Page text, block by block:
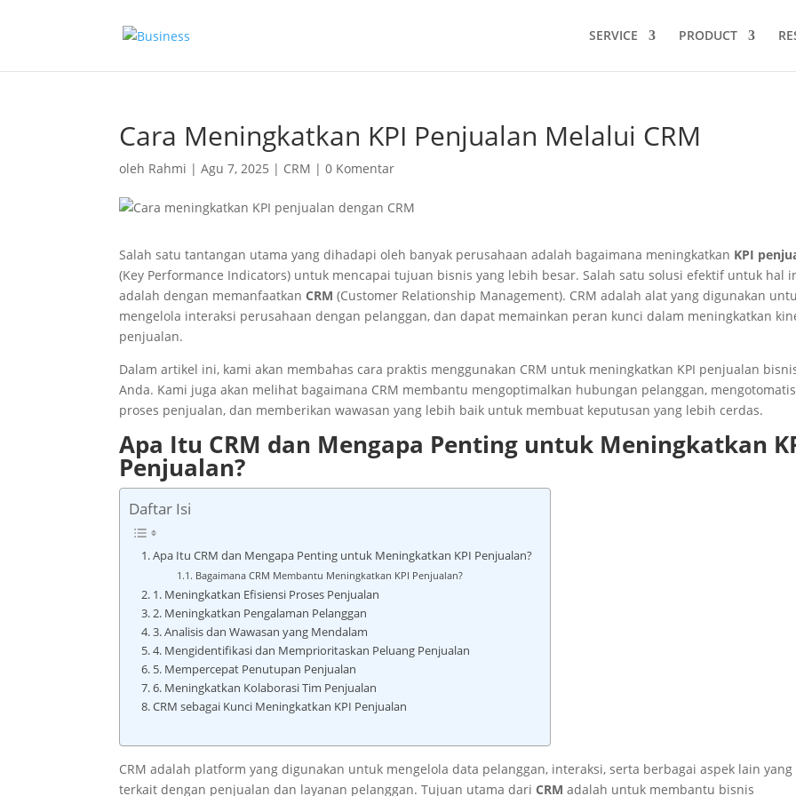
SERVICE PRODUCT
Cara Meningkatkan KPI Penjualan Melalui CRM
oleh Rahmi |Agu 7, 2025 | CRM |0 Komentar
Salah satu tantangan utama yang dihadapi oleh banyak perusahaan adalah bagaimana meningkatkan KPI
(Key Performance Indicators) untuk mencapai tujuan bisnis yang lebih besar. Salah satu solusi efektif untuk hal
adalah dengan memanfaatkanCRM (Customer Relationship Management). CRM adalah alat yang digunakan
mengelola interaksi perusahaan dengan pelanggan, dan dapat memainkan peran kunci dalam meningkatkan
penjualan.
Dalam artikel ini, kami akan membahas cara praktis menggunakan CRM untuk meningkatkan KPI penjualan
Anda. Kami juga akan melihat bagaimana CRM membantu mengoptimalkan hubungan pelanggan,
proses penjualan, dan memberikan wawasan yang lebih baik untuk membuat keputusan yang lebih cerdas.
Apa Itu CRM dan Mengapa Penting untuk Meningkatkan
Penjualan?
Daftar Isi
Apa Itu CRM dan Mengapa Penting untuk Meningkatkan KPI Penjualan?
Bagaimana CRM Membantu Meningkatkan KPI Penjualan?
1. Meningkatkan Efisiensi Proses Penjualan
2. Meningkatkan Pengalaman Pelanggan
3. Analisis dan Wawasan yang Mendalam
4. Mengidentifikasi dan Memprioritaskan Peluang Penjualan
5. Mempercepat Penutupan Penjualan
6. Meningkatkan Kolaborasi Tim Penjualan
CRM sebagai Kunci Meningkatkan KPI Penjualan
CRM adalah platform yang digunakan untuk mengelola data pelanggan, interaksi, serta berbagai aspek lain yang
terkait dengan penjualan dan layanan pelanggan. Tujuan utama dariCRM adalah untuk membantu bisnis